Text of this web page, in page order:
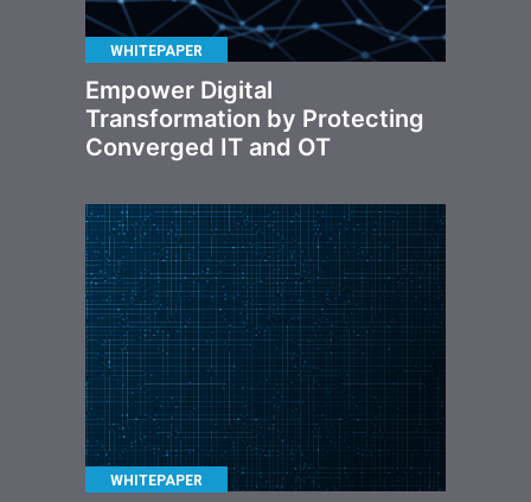
WHITEPAPER
Empower Digital
Transformation by Protecting
Converged IT and OT
WHITEPAPER